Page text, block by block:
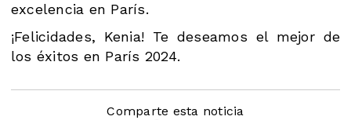
excelencia en París.
¡Felicidades, Kenia! Te deseamos el mejor de
los éxitos en París 2024.
Comparte esta noticia